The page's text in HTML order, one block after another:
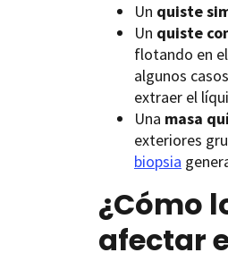
Un quiste
Un quiste
flotando en
algunos
extraer el
Una masa
exteriores
biopsia
¿Cómo
afectar